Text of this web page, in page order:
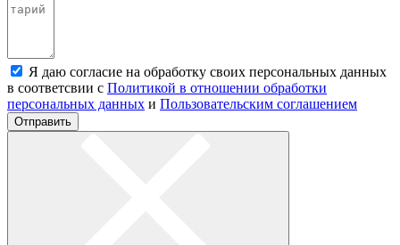
Я даю согласие на обработку своих персональных данных
в соответсвии с Политикой в отношении обработки
персональных данных и Пользовательским соглашением
Отправить